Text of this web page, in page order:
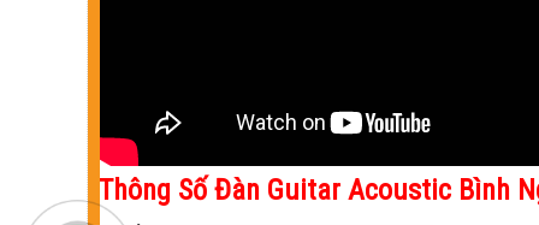
Thông Số Đàn Guitar Acoustic Bình